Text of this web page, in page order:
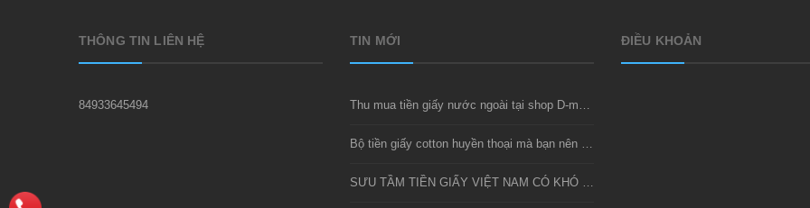
THÔNG TIN LIÊN HỆ
84933645494
TIN MỚI ĐIỀU KHOẢN